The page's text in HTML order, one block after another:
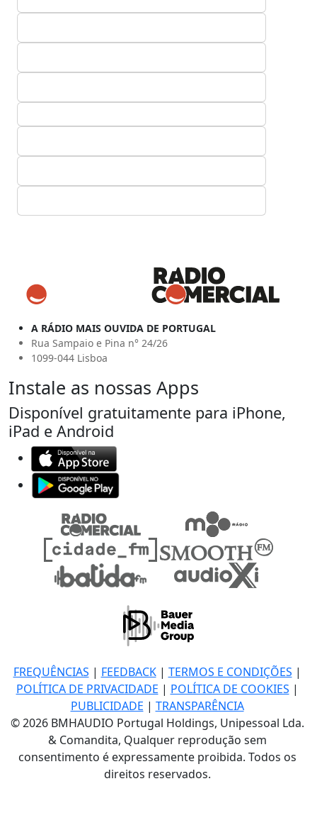
A RÁDIO MAIS OUVIDA DE PORTUGAL
Rua Sampaio e Pina n° 24/26
1099-044 Lisboa
Instale as nossas Apps
Disponível gratuitamente para iPhone,
iPad e Android
FREQUÊNCIAS | FEEDBACK| TERMOS E CONDIÇÕES |
POLÍTICA DE PRIVACIDADE | POLÍTICA DE COOKIES |
PUBLICIDADE | TRANSPARÊNCIA
© 2026 BMHAUDIO Portugal Holdings, Unipessoal Lda.
& Comandita, Qualquer reprodução sem
consentimento é expressamente proibida. Todos os
direitos reservados.